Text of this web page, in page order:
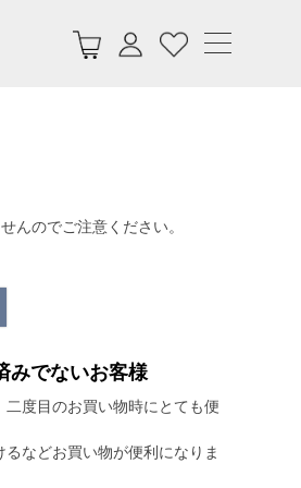
んのでご注意ください。
みでないお客様
度目のお買い物時にとても便
などお買い物が便利になりま